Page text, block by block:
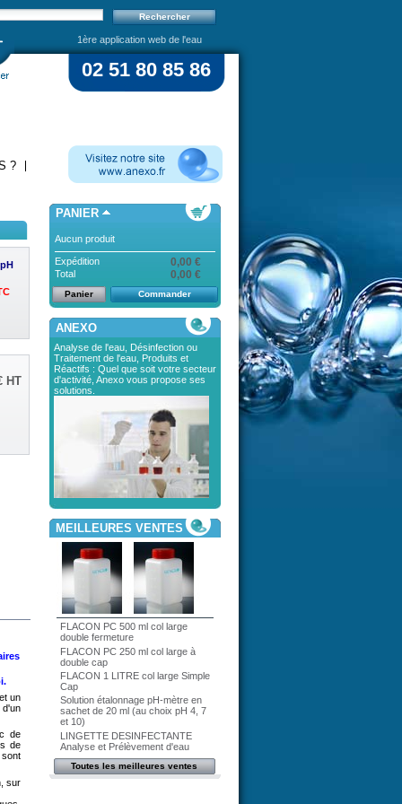
1ère application web de l'eau
02 51 80 85 86
?
HT
un
d'un
de
de
sur
PANIER
Aucun produit
Expédition 0,00 €
Total 0,00 €
Panier Commander
ANEXO
Analyse de l'eau, Désinfection ou
Traitement de l'eau, Produits et
Réactifs : Quel que soit votre secteur
d'activité, Anexo vous propose ses
solutions.
MEILLEURES VENTES
FLACON PC 500 ml col large
double fermeture
FLACON PC 250 ml col large à
double cap
FLACON 1 LITRE col large Simple
Cap
Solution étalonnage pH-mètre en
sachet de 20 ml (au choix pH 4, 7
et 10)
LINGETTE DESINFECTANTE
Analyse et Prélèvement d'eau
Toutes les meilleures ventes